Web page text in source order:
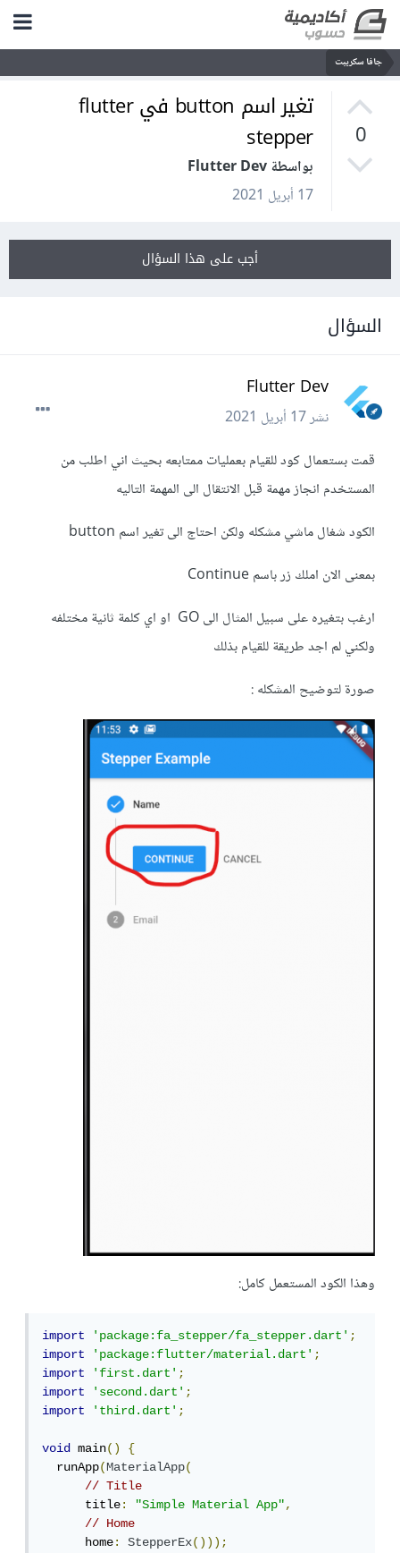
جافا سكريبت
0
تغير اسم button في flutter
stepper
بواسطة Flutter Dev
17 أبريل 2021
أجب على هذا السؤال
السؤال
Flutter Dev
نشر17 أبريل 2021
قمت بستعمال كود للقيام بعمليات ممتابعه بحيث اني اطلب من
المستخدم انجاز مهمة قبل الانتقال الى المهمة التاليه
الكود شغال ماشي مشكله ولكن احتاج الى تغير اسم button
بمعنى الان املك زر باسم Continue
ارغب بتغيره على سبيل المثال الى GO او اي كلمة ثانية مختلفه
ولكني لم اجد طريقة للقيام بذلك
صورة لتوضيح المشكله :
وهذا الكود المستعمل كامل:
import 'package:fa_stepper/fa_stepper.dart';
import
'package:flutter/material.dart';
import
'first.dart';
import
'second.dart';
import
'third.dart';
void main()
{
  runApp
(MaterialApp(
// Title
      title
: "Simple Material App",
// Home
      home
: StepperEx()));